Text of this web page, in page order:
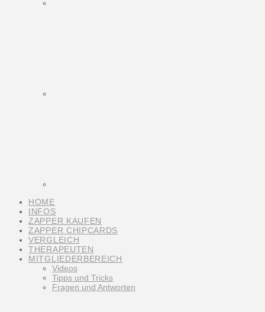
HOME
INFOS
ZAPPER KAUFEN
ZAPPER CHIPCARDS
VERGLEICH
THERAPEUTEN
MITGLIEDERBEREICH
Videos
Tipps und Tricks
Fragen und Antworten